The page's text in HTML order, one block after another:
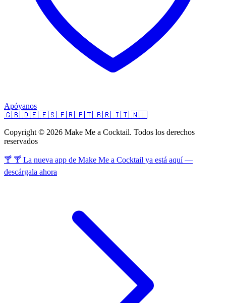
Apóyanos
🇬🇧 🇩🇪 🇪🇸 🇫🇷 🇵🇹 🇧🇷 🇮🇹 🇳🇱
Copyright © 2026 Make Me a Cocktail. Todos los derechos
reservados
🍸 🍸 La nueva app de Make Me a Cocktail ya está aquí —
descárgala ahora